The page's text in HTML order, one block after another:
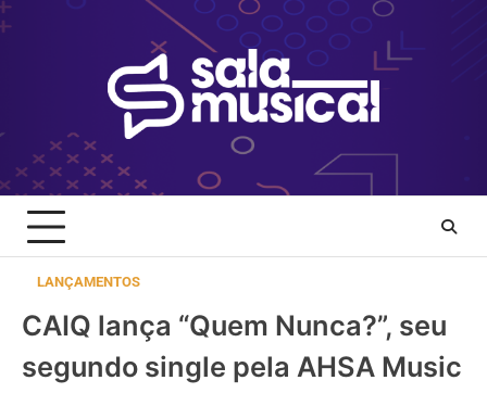
Skip
to
LANÇAMENTOS
CAIQ lança “Quem Nunca?”, seu
segundo single pela AHSA Music